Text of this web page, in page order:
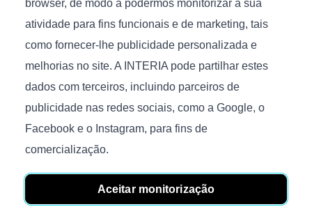
Tamanho (C/P/A), cm.:
Eclipse
Disponível
Tamanho (C/P/A), cm.:
Cloud
browser, de modo a podermos monitorizar a sua
atividade para fins funcionais e de marketing, tais
como fornecer-lhe publicidade personalizada e
melhorias no site. A INTERIA pode partilhar estes
dados com terceiros, incluindo parceiros de
publicidade nas redes sociais, como a Google, o
Facebook e o Instagram, para fins de
comercialização.
Aceitar monitorização